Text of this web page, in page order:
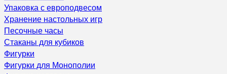
Упаковка с европодвесом
Хранение настольных игр
Песочные часы
Стаканы для кубиков
Фигурки
Фигурки для Монополии